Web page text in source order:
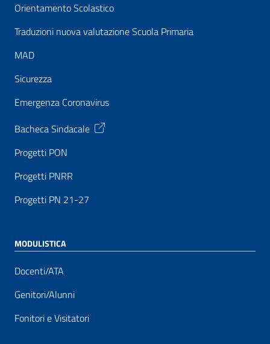
Orientamento Scolastico
Traduzioni nuova valutazione Scuola Primaria
MAD
Sicurezza
Emergenza Coronavirus
Bacheca Sindacale
Progetti PON
Progetti PNRR
Progetti PN 21-27
MODULISTICA
Docenti/ATA
Genitori/Alunni
Fonitori e Visitatori